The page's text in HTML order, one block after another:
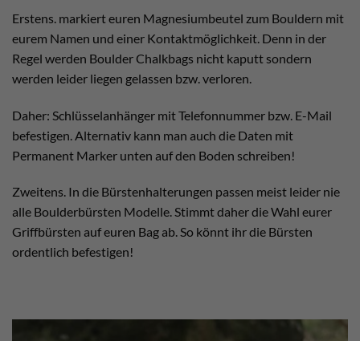
Erstens. markiert euren Magnesiumbeutel zum Bouldern mit
eurem Namen und einer Kontaktmöglichkeit. Denn in der
Regel werden Boulder Chalkbags nicht kaputt sondern
werden leider liegen gelassen bzw. verloren.
Daher: Schlüsselanhänger mit Telefonnummer bzw. E-Mail
befestigen. Alternativ kann man auch die Daten mit
Permanent Marker unten auf den Boden schreiben!
Zweitens. In die Bürstenhalterungen passen meist leider nie
alle Boulderbürsten Modelle. Stimmt daher die Wahl eurer
Griffbürsten auf euren Bag ab. So könnt ihr die Bürsten
ordentlich befestigen!